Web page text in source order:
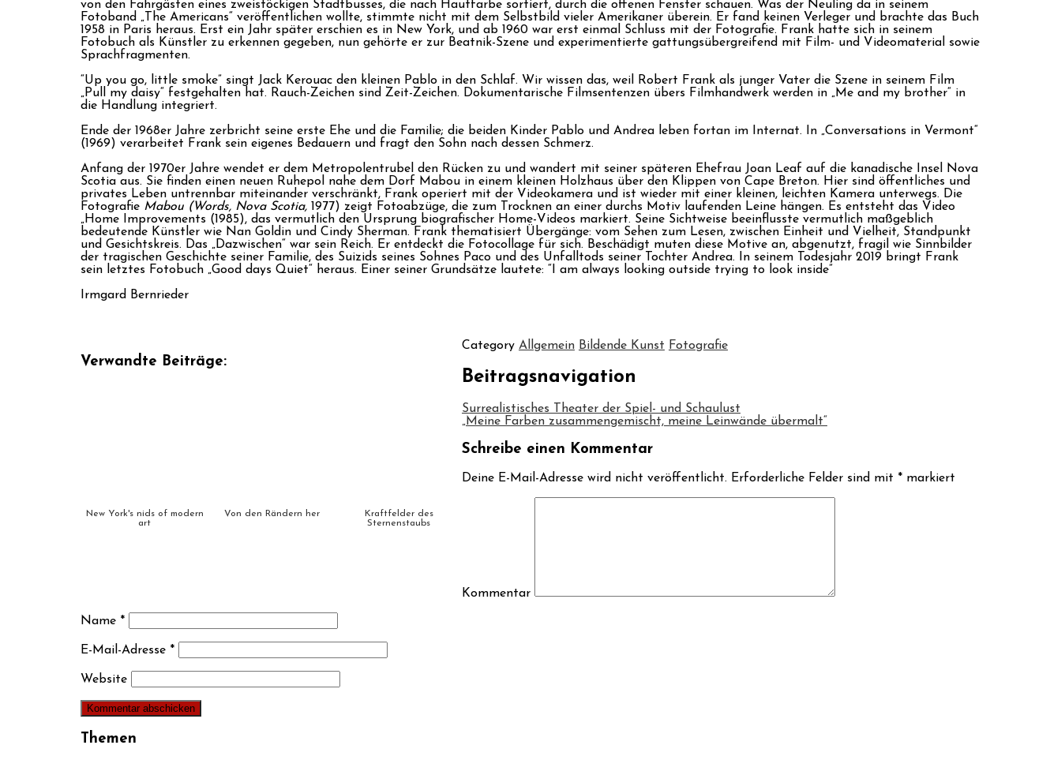
von den Fahrgästen eines zweistöckigen Stadtbusses, die nach Hautfarbe sortiert, durch die offenen Fenster schauen. Was der Neuling da in seinem
Fotoband „The Americans“ veröffentlichen wollte, stimmte nicht mit dem Selbstbild vieler Amerikaner überein. Er fand keinen Verleger und brachte das Buch
1958 in Paris heraus. Erst ein Jahr später erschien es in New York, und ab 1960 war erst einmal Schluss mit der Fotografie. Frank hatte sich in seinem
Fotobuch als Künstler zu erkennen gegeben, nun gehörte er zur Beatnik-Szene und experimentierte gattungsübergreifend mit Film- und Videomaterial sowie
Sprachfragmenten.
“Up you go, little smoke” singt Jack Kerouac den kleinen Pablo in den Schlaf. Wir wissen das, weil Robert Frank als junger Vater die Szene in seinem Film
„Pull my daisy“ festgehalten hat. Rauch-Zeichen sind Zeit-Zeichen. Dokumentarische Filmsentenzen übers Filmhandwerk werden in „Me and my brother“ in
die Handlung integriert.
Ende der 1968er Jahre zerbricht seine erste Ehe und die Familie; die beiden Kinder Pablo und Andrea leben fortan im Internat. In „Conversations in Vermont“
(1969) verarbeitet Frank sein eigenes Bedauern und fragt den Sohn nach dessen Schmerz.
Anfang der 1970er Jahre wendet er dem Metropolentrubel den Rücken zu und wandert mit seiner späteren Ehefrau Joan Leaf auf die kanadische Insel Nova
Scotia aus. Sie finden einen neuen Ruhepol nahe dem Dorf Mabou in einem kleinen Holzhaus über den Klippen von Cape Breton. Hier sind öffentliches und
privates Leben untrennbar miteinander verschränkt, Frank operiert mit der Videokamera und ist wieder mit einer kleinen, leichten Kamera unterwegs. Die
Fotografie Mabou (Words, Nova Scotia, 1977) zeigt Fotoabzüge, die zum Trocknen an einer durchs Motiv laufenden Leine hängen. Es entsteht das Video
„Home Improvements (1985), das vermutlich den Ursprung biografischer Home-Videos markiert. Seine Sichtweise beeinflusste vermutlich maßgeblich
bedeutende Künstler wie Nan Goldin und Cindy Sherman. Frank thematisiert Übergänge: vom Sehen zum Lesen, zwischen Einheit und Vielheit, Standpunkt
und Gesichtskreis. Das „Dazwischen“ war sein Reich. Er entdeckt die Fotocollage für sich. Beschädigt muten diese Motive an, abgenutzt, fragil wie Sinnbilder
der tragischen Geschichte seiner Familie, des Suizids seines Sohnes Paco und des Unfalltods seiner Tochter Andrea. In seinem Todesjahr 2019 bringt Frank
sein letztes Fotobuch „Good days Quiet“ heraus. Einer seiner Grundsätze lautete: “I am always looking outside trying to look inside”
Irmgard Bernrieder
Verwandte Beiträge:
New York's nids of modern
art
Von den Rändern her
Kraftfelder des
Sternenstaubs
Category Allgemein Bildende Kunst Fotografie
Beitragsnavigation
Surrealistisches Theater der Spiel- und Schaulust
„Meine Farben zusammengemischt, meine Leinwände übermalt“
Schreibe einen Kommentar
Deine E-Mail-Adresse wird nicht veröffentlicht. Erforderliche Felder sind mit * markiert
Kommentar
Name *
E-Mail-Adresse *
Website
Themen